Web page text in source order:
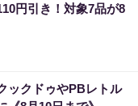
円引き！対象7品が8
ックドゥやPBレトル